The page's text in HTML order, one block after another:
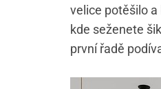
velice potěšilo
kde seženete
první řadě